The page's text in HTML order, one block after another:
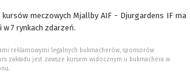
kursów meczowych Mjallby AIF - Djurgardens IF ma
7 rynkach zdarzeń.
reklamowymi legalnych bukmacherów, sponsorów
zakładu jest zawsze kursem widocznym u bukmachera w